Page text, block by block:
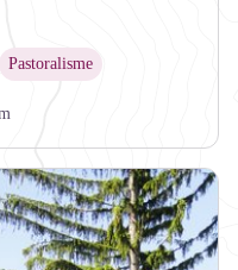
Pastoralisme